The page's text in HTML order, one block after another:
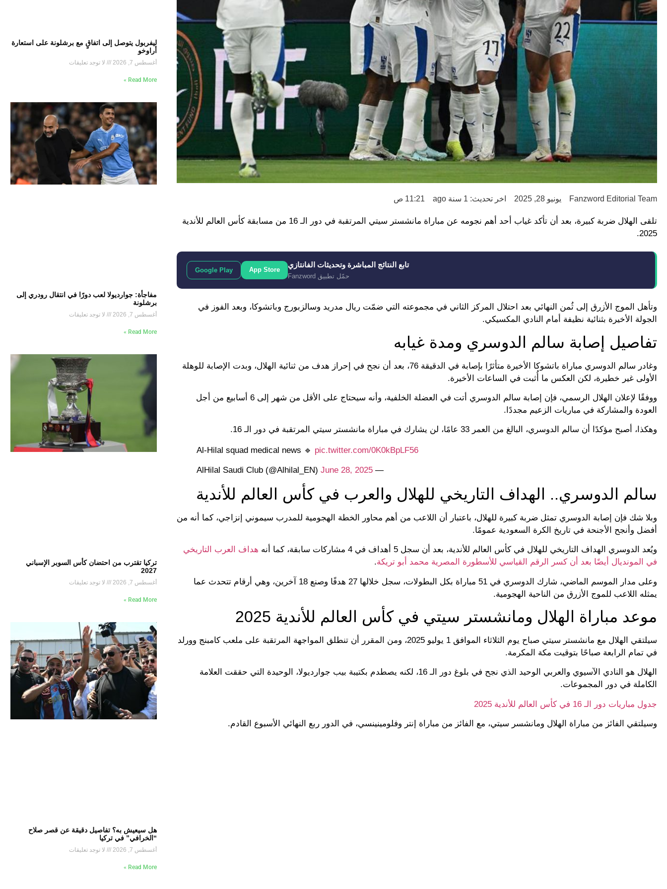
Fanzword Editorial Team يونيو 28, 2025 اخر تحديث: 1 سنة ago 11:21 ص
تلقى الهلال ضربة كبيرة، بعد أن تأكد غياب أحد أهم نجومه عن مباراة مانشستر سيتي المرتقبة في دور الـ 16 من مسابقة كأس العالم للأندية
2025.
تابع النتائج المباشرة وتحديثات الفانتازي
حمّل تطبيق Fanzword
App Store
Google Play
وتأهل الموج الأزرق إلى ثُمن النهائي بعد احتلال المركز الثاني في مجموعته التي ضمّت ريال مدريد وسالزبورج وباتشوكا، وبعد الفوز في
الجولة الأخيرة بثنائية نظيفة أمام النادي المكسيكي.
تفاصيل إصابة سالم الدوسري ومدة غيابه
وغادر سالم الدوسري مباراة باتشوكا الأخيرة متأثرًا بإصابة في الدقيقة 76، بعد أن نجح في إحراز هدف من ثنائية الهلال، وبدت الإصابة للوهلة
الأولى غير خطيرة، لكن العكس ما أُثبت في الساعات الأخيرة.
ووفقًا لإعلان الهلال الرسمي، فإن إصابة سالم الدوسري أتت في العضلة الخلفية، وأنه سيحتاج على الأقل من شهر إلى 6 أسابيع من أجل
العودة والمشاركة في مباريات الزعيم مجددًا.
وهكذا، أصبح مؤكدًا أن سالم الدوسري، البالغ من العمر 33 عامًا، لن يشارك في مباراة مانشستر سيتي المرتقبة في دور الـ 16.
Al-Hilal squad medical news 🔹 pic.twitter.com/0K0kBpLF56
— AlHilal Saudi Club (@Alhilal_EN)
June 28, 2025
سالم الدوسري.. الهداف التاريخي للهلال والعرب في كأس العالم للأندية
وبلا شك فإن إصابة الدوسري تمثل ضربة كبيرة للهلال، باعتبار أن اللاعب من أهم محاور الخطة الهجومية للمدرب سيموني إنزاجي، كما أنه من
أفضل وأنجح الأجنحة في تاريخ الكرة السعودية عمومًا.
ويُعد الدوسري الهداف التاريخي للهلال في كأس العالم للأندية، بعد أن سجل 5 أهداف في 4 مشاركات سابقة، كما أنه
هداف العرب التاريخي
في المونديال أيضًا بعد أن كسر الرقم القياسي للأسطورة المصرية محمد أبو تريكة.
وعلى مدار الموسم الماضي، شارك الدوسري في 51 مباراة بكل البطولات، سجل خلالها 27 هدفًا وصنع 18 آخرين، وهي أرقام تتحدث عما
يمثله اللاعب للموج الأزرق من الناحية الهجومية.
موعد مباراة الهلال ومانشستر سيتي في كأس العالم للأندية 2025
سيلتقي الهلال مع مانشستر سيتي صباح يوم الثلاثاء الموافق 1 يوليو 2025، ومن المقرر أن تنطلق المواجهة المرتقبة على ملعب كامبنج وورلد
في تمام الرابعة صباحًا بتوقيت مكة المكرمة.
الهلال هو النادي الآسيوي والعربي الوحيد الذي نجح في بلوغ دور الـ 16، لكنه يصطدم بكتيبة بيب جوارديولا، الوحيدة التي حققت العلامة
الكاملة في دور المجموعات.
جدول مباريات دور الـ 16 في كأس العالم للأندية 2025
وسيلتقي الفائز من مباراة الهلال ومانشسر سيتي، مع الفائز من مباراة إنتر وفلومينينسي، في الدور ربع النهائي الأسبوع القادم.
ليفربول يتوصل إلى اتفاقٍ مع برشلونة على استعارة
أراوخو
أغسطس 7, 2026 لا توجد تعليقات
Read More »
مفاجأة: جوارديولا لعب دورًا في انتقال رودري إلى
برشلونة
أغسطس 7, 2026 لا توجد تعليقات
Read More »
تركيا تقترب من احتضان كأس السوبر الإسباني
2027
أغسطس 7, 2026 لا توجد تعليقات
Read More »
هل سيعيش به؟ تفاصيل دقيقة عن قصر صلاح
“الخرافي” في تركيا
أغسطس 7, 2026 لا توجد تعليقات
Read More »